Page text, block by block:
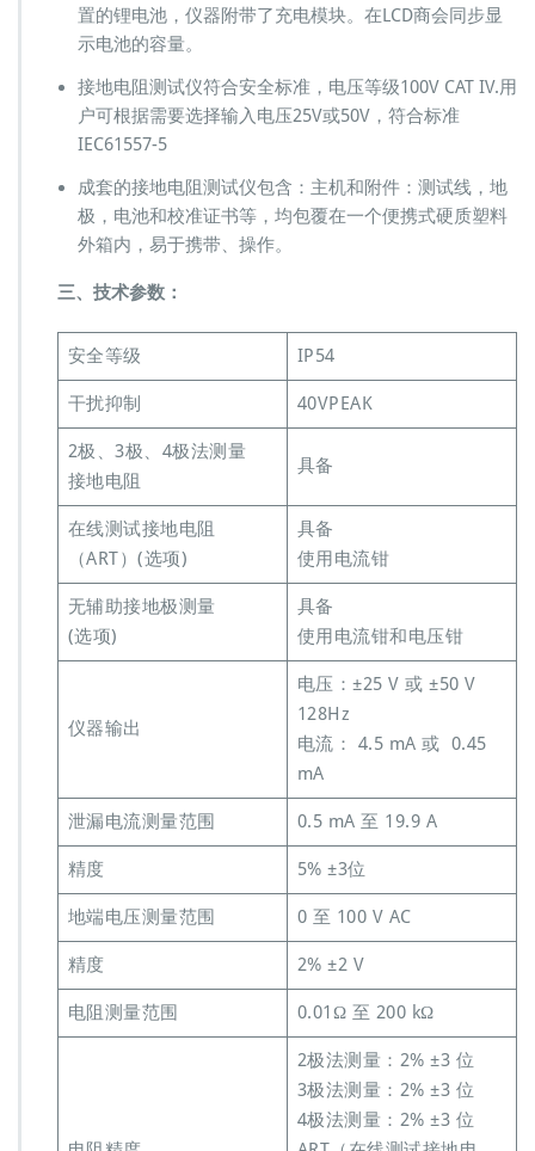
置的锂电池，仪器附带了充电模块。在LCD商会同步显
示电池的容量。
接地电阻测试仪符合安全标准，电压等级100V CAT IV.用
户可根据需要选择输入电压25V或50V，符合标准
IEC61557-5
成套的接地电阻测试仪包含：主机和附件：测试线，地
极，电池和校准证书等，均包覆在一个便携式硬质塑料
外箱内，易于携带、操作。
三、技术参数：
安全等级 IP54
干扰抑制 40VPEAK
2极、3极、4极法测量
接地电阻
具备
在线测试接地电阻
（ART）(选项)
具备
使用电流钳
无辅助接地极测量
(选项)
具备
使用电流钳和电压钳
仪器输出
电压：±25 V 或 ±50 V
128Hz
电流： 4.5 mA 或 0.45
mA
泄漏电流测量范围 0.5 mA 至 19.9 A
精度 5% ±3位
地端电压测量范围 0 至 100 V AC
精度 2% ±2 V
电阻测量范围 0.01Ω 至 200 kΩ
2极法测量：2% ±3 位
3极法测量：2% ±3 位
4极法测量：2% ±3 位